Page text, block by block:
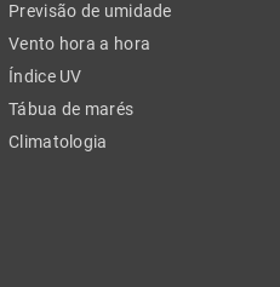
Previsão de umidade
Vento hora a hora
Índice UV
Tábua de marés
Climatologia